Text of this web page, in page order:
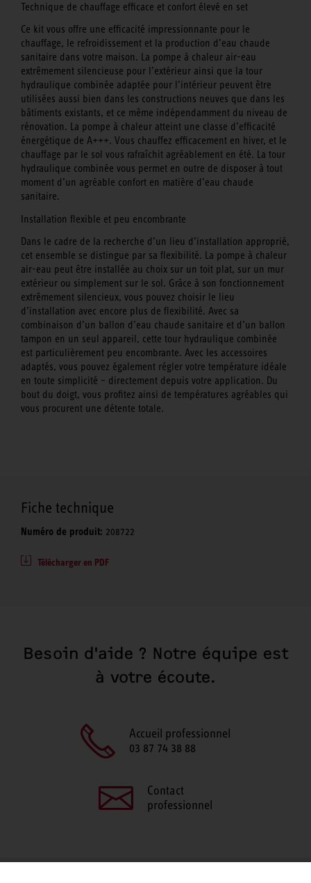
Technique de chauffage efficace et confort élevé en set
Ce kit vous offre une efficacité impressionnante pour le
chauffage, le refroidissement et la production d’eau chaude
sanitaire dans votre maison. La pompe à chaleur air-eau
extrêmement silencieuse pour l’extérieur ainsi que la tour
hydraulique combinée adaptée pour l’intérieur peuvent être
utilisées aussi bien dans les constructions neuves que dans les
bâtiments existants, et ce même indépendamment du niveau de
rénovation. La pompe à chaleur atteint une classe d’efficacité
énergétique de A+++. Vous chauffez efficacement en hiver, et le
chauffage par le sol vous rafraîchit agréablement en été. La tour
hydraulique combinée vous permet en outre de disposer à tout
moment d’un agréable confort en matière d’eau chaude
sanitaire.
Installation flexible et peu encombrante
Dans le cadre de la recherche d’un lieu d’installation approprié,
cet ensemble se distingue par sa flexibilité. La pompe à chaleur
air-eau peut être installée au choix sur un toit plat, sur un mur
extérieur ou simplement sur le sol. Grâce à son fonctionnement
extrêmement silencieux, vous pouvez choisir le lieu
d’installation avec encore plus de flexibilité. Avec sa
combinaison d’un ballon d’eau chaude sanitaire et d’un ballon
tampon en un seul appareil, cette tour hydraulique combinée
est particulièrement peu encombrante. Avec les accessoires
adaptés, vous pouvez également régler votre température idéale
en toute simplicité – directement depuis votre application. Du
bout du doigt, vous profitez ainsi de températures agréables qui
vous procurent une détente totale.
Fiche technique
Numéro de produit: 208722
Télécharger en PDF
Besoin d'aide ? Notre équipe est
à votre écoute.
Accueil professionnel
03 87 74 38 88
Contact
professionnel